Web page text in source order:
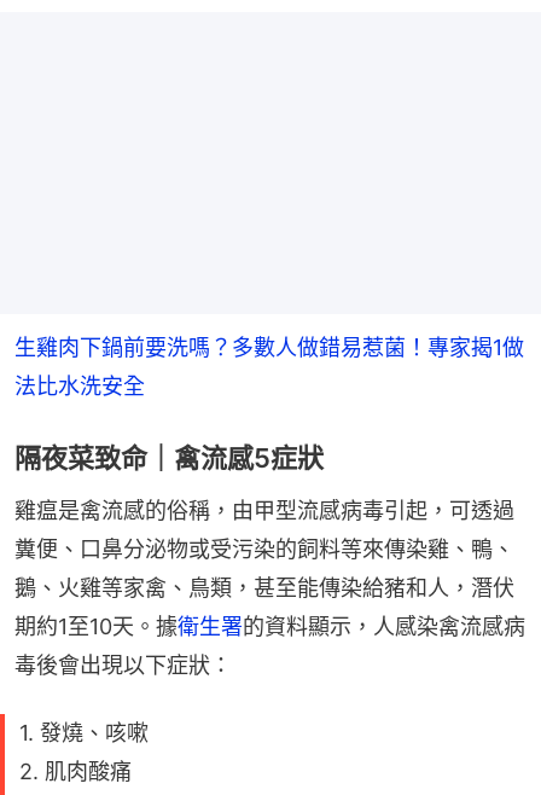
生雞肉下鍋前要洗嗎？多數人做錯易惹菌！專家揭1做
法比水洗安全
隔夜菜致命｜禽流感5症狀
雞瘟是禽流感的俗稱，由甲型流感病毒引起，可透過
糞便、口鼻分泌物或受污染的飼料等來傳染雞、鴨、
鵝、火雞等家禽、鳥類，甚至能傳染給豬和人，潛伏
期約1至10天。據衛生署的資料顯示，人感染禽流感病
毒後會出現以下症狀：
1. 發燒、咳嗽
2. 肌肉酸痛